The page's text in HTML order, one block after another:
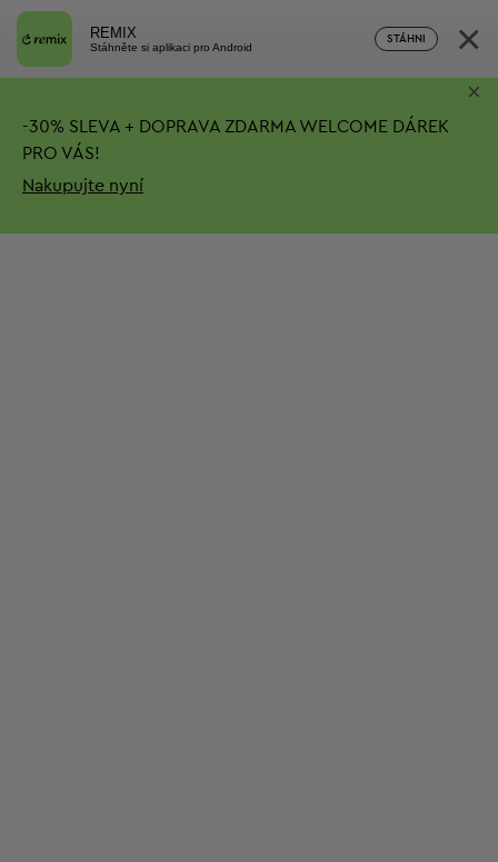
REMIX
Stáhněte si aplikaci pro Android
STÁHNI ×
-30% SLEVA + DOPRAVA ZDARMA WELCOME DÁREK
PRO VÁS!
Nakupujte nyní
×